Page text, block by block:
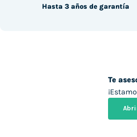
Te
Hasta 3 años de garantía